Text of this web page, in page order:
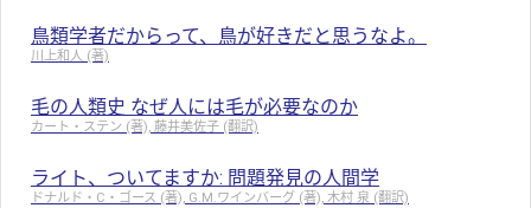
鳥類学者だからって、鳥が好きだと思うなよ。
川上和人 (著)
毛の人類史 なぜ人には毛が必要なのか
カート・ステン (著), 藤井美佐子 (翻訳)
ライト、ついてますか: 問題発見の人間学
ドナルド・C・ゴース (著), G.M.ワインバーグ (著), 木村 泉 (翻訳)